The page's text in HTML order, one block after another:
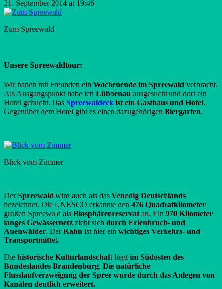
21. September 2014 at 19:46
Zum Spreewald
Unsere Spreewaldtour:
Wir haben mit Freunden ein Wochenende im Spreewald verbracht.
Als Ausgangspunkt habe ich Lübbenau ausgesucht und dort ein
Hotel gebucht. Das Spreewaldeck ist ein Gasthaus und Hotel.
Gegenüber dem Hotel gibt es einen dazugehörigen Biergarten.
Blick vom Zimmer
DerSpreewald wird auch als das Venedig Deutschlands
bezeichnet. Die UNESCO erkannte den 476 Quadratkilometer
großen Spreewald als Biosphärenreservat an. Ein 970 Kilometer
langes Gewässernetz zieht sich durch Erlenbruch- und
Auenwälder. DerKahn ist hier ein wichtiges Verkehrs- und
Transportmittel.
Die historische Kulturlandschaft liegt im Südosten des
Bundeslandes Brandenburg. Die natürliche
Flusslaufverzweigung der Spree wurde durch das Anlegen von
Kanälen deutlich erweitert.